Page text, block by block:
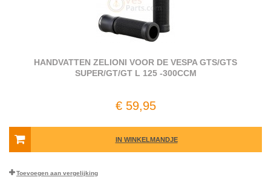
HANDVATTEN ZELIONI VOOR DE VESPA GTS/GTS
SUPER/GT/GT L 125 -300CCM
€ 59,95
IN WINKELMANDJE
Toevoegen aan vergelijking